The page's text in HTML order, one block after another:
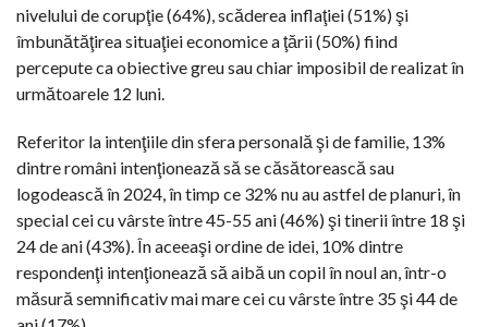
nivelului de corupţie (64%), scăderea inflaţiei (51%) şi
îmbunătăţirea situaţiei economice a ţării (50%) fiind
percepute ca obiective greu sau chiar imposibil de realizat în
următoarele 12 luni.
Referitor la intenţiile din sfera personală şi de familie, 13%
dintre români intenţionează să se căsătorească sau
logodească în 2024, în timp ce 32% nu au astfel de planuri, în
special cei cu vârste între 45-55 ani (46%) şi tinerii între 18 şi
24 de ani (43%). În aceeaşi ordine de idei, 10% dintre
respondenţi intenţionează să aibă un copil în noul an, într-o
măsură semnificativ mai mare cei cu vârste între 35 şi 44 de